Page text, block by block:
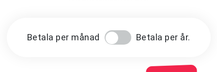
Betala per månad Betala per år.